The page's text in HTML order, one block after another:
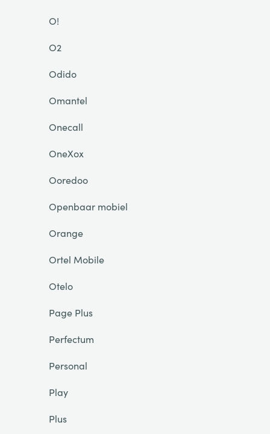
O!
O2
Odido
Omantel
Onecall
OneXox
Ooredoo
Openbaar mobiel
Orange
Ortel Mobile
Otelo
Page Plus
Perfectum
Personal
Play
Plus